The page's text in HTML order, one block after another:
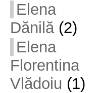
Elena
Dănilă(2)
Elena
Florentina
Vlădoiu (1)